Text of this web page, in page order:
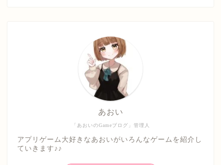
「あおいのGameブログ」管理人
あおい
アプリゲーム大好きなあおいがいろんなゲームを紹介し
ていきます♪♪